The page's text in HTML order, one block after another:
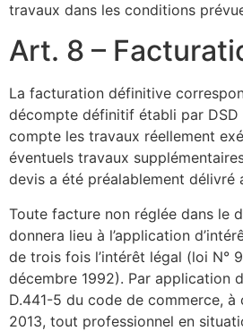
travaux dans les conditions
Art. 8 –
La facturation définitive
décompte définitif établi par DSD
compte les travaux réellement
éventuels travaux
devis a été préalablement délivré
Toute facture non réglée dans le
donnera lieu à l’application
de trois fois l’intérêt légal (loi N°
décembre 1992). Par application
D.441-5 du code de commerce,
2013, tout professionnel en